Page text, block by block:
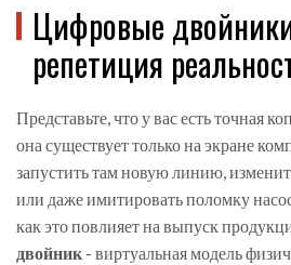
Цифровые
репетиция
Представьте, что у вас есть точная
она существует только на экране
запустить там новую линию,
или даже имитировать поломку
как это повлияет на выпуск
двойник - виртуальная модель